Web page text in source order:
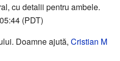
cu detalii pentru ambele.
(PDT)
Doamne ajută, Cristian M